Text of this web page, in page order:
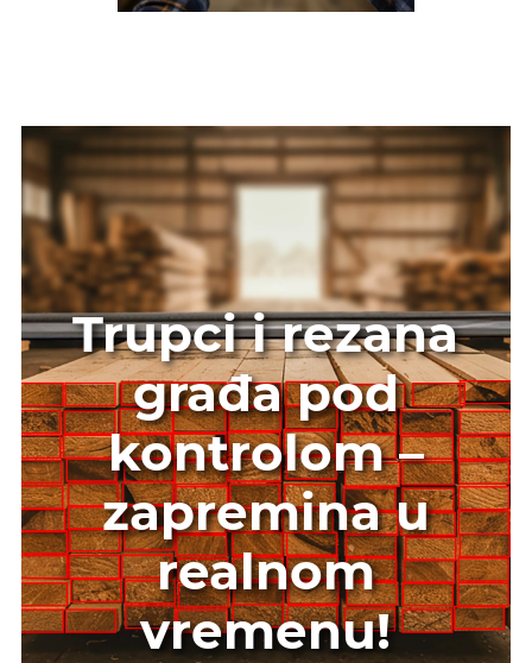
Trupci i rezana
građa pod
kontrolom –
zapremina u
realnom
vremenu!